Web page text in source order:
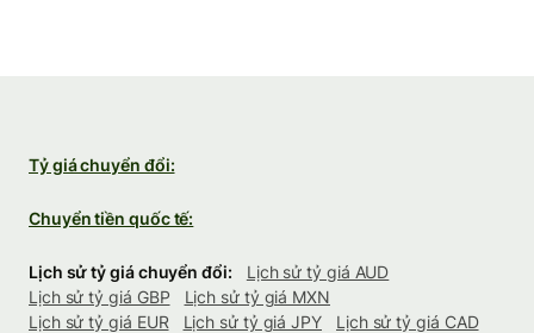
Tỷ giá chuyển đổi:
Chuyển tiền quốc tế:
Lịch sử tỷ giá chuyển đổi:
Lịch sử tỷ giá AUD
Lịch sử tỷ giá GBP
Lịch sử tỷ giá MXN
Lịch sử tỷ giá EUR
Lịch sử tỷ giá JPY
Lịch sử tỷ giá CAD